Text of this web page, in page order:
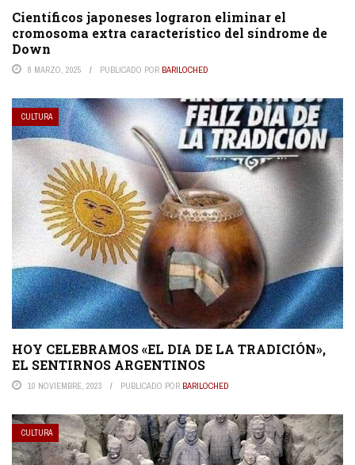
Científicos japoneses lograron eliminar el
cromosoma extra característico del síndrome de
Down
8 MARZO, 2025 PUBLICADO POR BARILOCHED
CULTURA
HOY CELEBRAMOS «EL DIA DE LA TRADICIÓN»,
EL SENTIRNOS ARGENTINOS
10 NOVIEMBRE, 2023 PUBLICADO POR BARILOCHED
CULTURA